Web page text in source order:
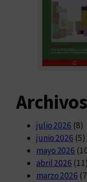
Archivos
julio 2026 (8)
junio 2026 (5)
mayo 2026
abril 2026 (11)
marzo 2026